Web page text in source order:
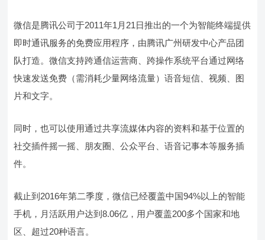
微信是腾讯公司于2011年1月21日推出的一个为智能终端提供
即时通讯服务的免费应用程序，由腾讯广州研发中心产品团
队打造。微信支持跨通信运营商、跨操作系统平台通过网络
快速发送免费（需消耗少量网络流量）语音短信、视频、图
片和文字。
同时，也可以使用通过共享流媒体内容的资料和基于位置的
社交插件摇一摇、朋友圈、公众平台、语音记事本等服务插
件。
截止到2016年第二季度，微信已经覆盖中国94%以上的智能
手机，月活跃用户达到8.06亿，用户覆盖200多个国家和地
区、超过20种语言。